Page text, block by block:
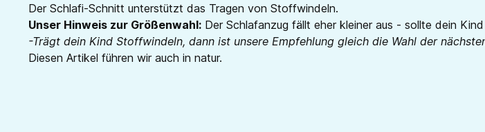
Der Schlafi-Schnitt unterstützt das Tragen von Stoffwindeln.
Unser Hinweis zur Größenwahl: Der Schlafanzug fällt eher kleiner aus - sollte dein
-Trägt dein Kind Stoffwindeln, dann ist unsere Empfehlung gleich die Wahl der
Diesen Artikel führen wir auch in natur.